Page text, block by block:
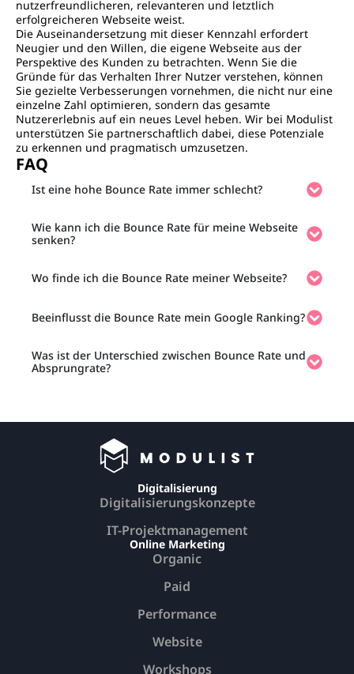
nutzerfreundlicheren, relevanteren und letztlich
erfolgreicheren Webseite weist.
Die Auseinandersetzung mit dieser Kennzahl erfordert
Neugier und den Willen, die eigene Webseite aus der
Perspektive des Kunden zu betrachten. Wenn Sie die
Gründe für das Verhalten Ihrer Nutzer verstehen, können
Sie gezielte Verbesserungen vornehmen, die nicht nur eine
einzelne Zahl optimieren, sondern das gesamte
Nutzererlebnis auf ein neues Level heben. Wir bei Modulist
unterstützen Sie partnerschaftlich dabei, diese Potenziale
zu erkennen und pragmatisch umzusetzen.
FAQ
Ist eine hohe Bounce Rate immer schlecht?
Wie kann ich die Bounce Rate für meine Webseite
senken?
Wo finde ich die Bounce Rate meiner Webseite?
Beeinflusst die Bounce Rate mein Google Ranking?
Was ist der Unterschied zwischen Bounce Rate und
Absprungrate?
Digitalisierung
Digitalisierungskonzepte
IT-Projektmanagement
Online Marketing
Organic
Paid
Performance
Website
Workshops